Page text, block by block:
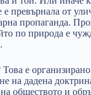
е превърнала от
пропаганда.
по природа е
е
на дадена
обществото и